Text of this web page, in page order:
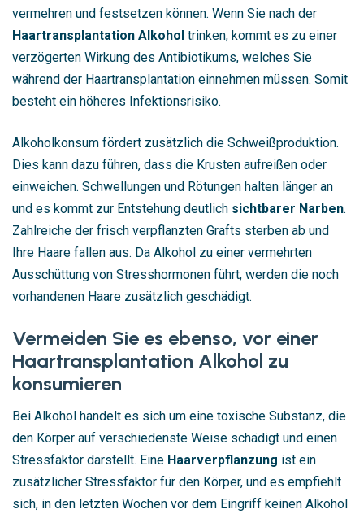
vermehren und festsetzen können. Wenn Sie nach der
Haartransplantation Alkohol trinken, kommt es zu einer
verzögerten Wirkung des Antibiotikums, welches Sie
während der Haartransplantation einnehmen müssen. Somit
besteht ein höheres Infektionsrisiko.
Alkoholkonsum fördert zusätzlich die Schweißproduktion.
Dies kann dazu führen, dass die Krusten aufreißen oder
einweichen. Schwellungen und Rötungen halten länger an
und es kommt zur Entstehung deutlich sichtbarer Narben.
Zahlreiche der frisch verpflanzten Grafts sterben ab und
Ihre Haare fallen aus. Da Alkohol zu einer vermehrten
Ausschüttung von Stresshormonen führt, werden die noch
vorhandenen Haare zusätzlich geschädigt.
Vermeiden Sie es ebenso, vor einer
Haartransplantation Alkohol zu
konsumieren
Bei Alkohol handelt es sich um eine toxische Substanz, die
den Körper auf verschiedenste Weise schädigt und einen
Stressfaktor darstellt. Eine Haarverpflanzung ist ein
zusätzlicher Stressfaktor für den Körper, und es empfiehlt
sich, in den letzten Wochen vor dem Eingriff keinen Alkohol